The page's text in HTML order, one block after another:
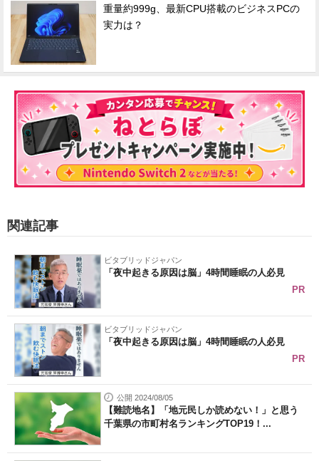
重量約999g、最新CPU搭載のビジネスPCの
実力は？
関連記事
ビタブリッドジャパン
「夜中起きる原因は脳」4時間睡眠の人必見
PR
ビタブリッドジャパン
「夜中起きる原因は脳」4時間睡眠の人必見
PR
公開 2024/08/05
【難読地名】「地元民しか読めない！」と思う
千葉県の市町村名ランキングTOP19！...